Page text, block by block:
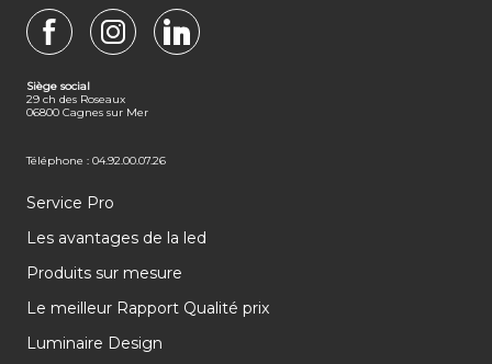
Siège social
29 ch des Roseaux
06800 Cagnes sur Mer
Téléphone : 04.92.00.07.26
Service Pro
Les avantages de la led
Produits sur mesure
Le meilleur Rapport Qualité prix
Luminaire Design